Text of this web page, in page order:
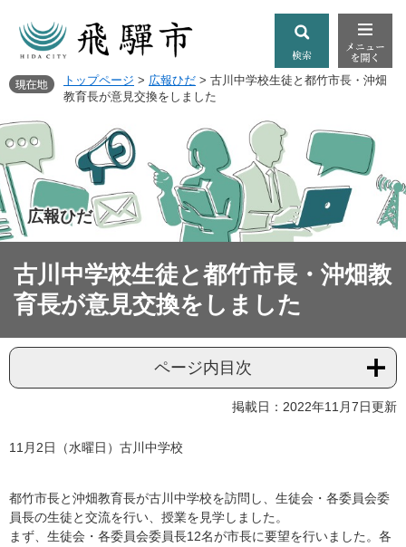
トップページ > 広報ひだ > 古川中学校生徒と都竹市長・沖畑
教育長が意見交換をしました
広報ひだ
古川中学校生徒と都竹市長・沖畑教
育長が意見交換をしました
ページ内目次
掲載日：2022年11月7日更新
​11月2日（水曜日）古川中学校
都竹市長と沖畑教育長が古川中学校を訪問し、生徒会・各委員会委
員長の生徒と交流を行い、授業を見学しました。
まず、生徒会・各委員会委員長12名が市長に要望を行いました。各